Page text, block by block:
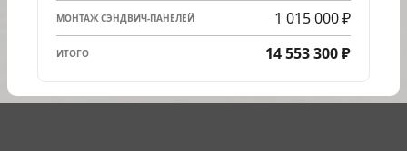
МОНТАЖ СЭНДВИЧ-ПАНЕЛЕЙ 1 015 000 ₽
ИТОГО 14 553 300 ₽